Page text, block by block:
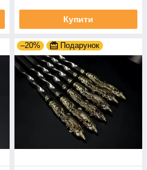
Купити
–20% Подарунок